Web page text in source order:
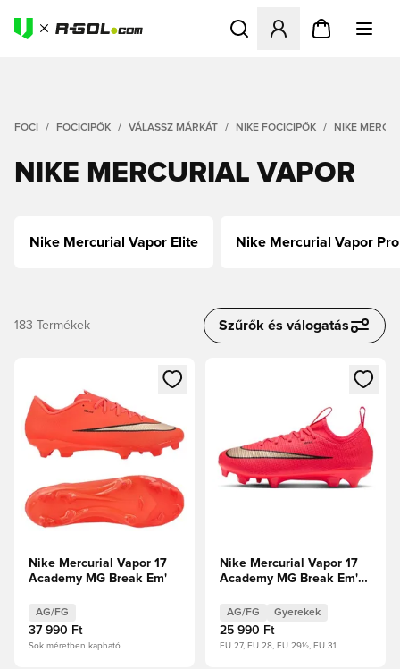
Megnyit egy modált a
FOCI FOCICIPŐK VÁLASSZ MÁRKÁT NIKE FOCICIPŐK NIKE
NIKE MERCURIAL VAPOR
Nike Mercurial Vapor Elite Nike Mercurial Vapor Pro
183 Termékek Szűrők és válogatás
Megnyit egy modált a bejelentkezéshez vagy a tagként
Nike Mercurial Vapor 17
Academy MG Break Em'
AG/FG
37 990 Ft
Sok méretben kapható
Megnyit egy modált a
Nike Mercurial Vapor 17
Academy MG Break Em'
AG/FG Gyerekek
25 990 Ft
EU 27, EU 28, EU 29½, EU 31